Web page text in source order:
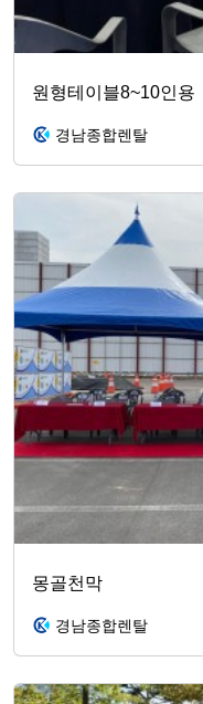
원형테이블8~10인용
경남종합렌탈
몽골천막
경남종합렌탈